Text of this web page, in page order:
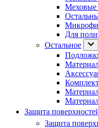
Меховые
Для
Остальное
Защита
Защита